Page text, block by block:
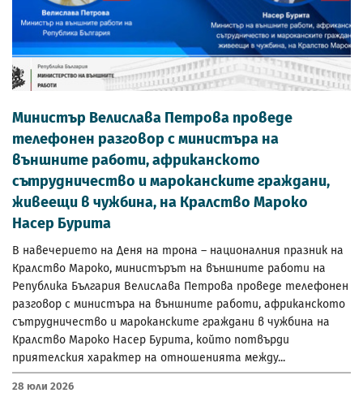
Министър Велислава Петрова проведе
телефонен разговор с министъра на
външните работи, африканското
сътрудничество и мароканските граждани,
живеещи в чужбина, на Кралство Мароко
Насер Бурита
В навечерието на Деня на трона – националния празник на
Кралство Мароко, министърът на външните работи на
Република България Велислава Петрова проведе телефонен
разговор с министъра на външните работи, африканското
сътрудничество и мароканските граждани в чужбина на
Кралство Мароко Насер Бурита, който потвърди
приятелския характер на отношенията между...
28 Юли 2026